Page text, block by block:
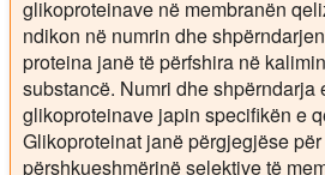
glikoproteinave në membranën
ndikon në numrin dhe
proteina janë të përfshira në
substancë. Numri dhe
glikoproteinave japin specifikën e
Glikoproteinat janë përgjegjëse
përshkueshmërinë selektive të